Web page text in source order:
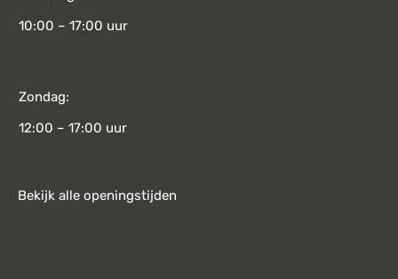
10:00 – 17:00 uur
Zondag:
12:00 – 17:00 uur
Bekijk alle openingstijden